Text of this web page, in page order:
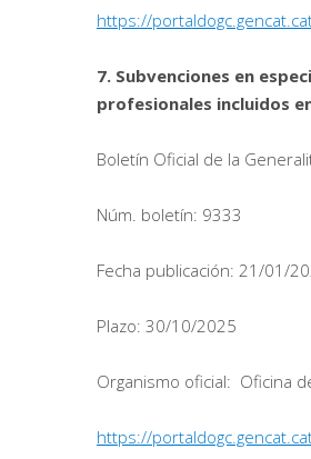
https://
7. Subvenciones en
profesionales incluidos
Boletín Oficial de la
Núm. boletín: 9333
Fecha publicación: 21/01/
Plazo: 30/10/2025
Organismo oficial: Oficina
https://